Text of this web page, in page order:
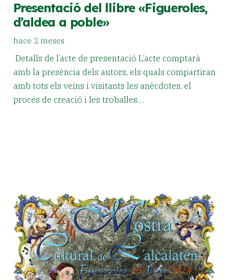
Presentació del llibre «Figueroles,
d’aldea a poble»
hace 2 meses
Detalls de l’acte de presentació L’acte comptarà
amb la presència dels autors, els quals compartiran
amb tots els veïns i visitants les anècdotes, el
procés de creació i les troballes…